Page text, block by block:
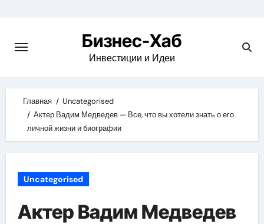
content
Бизнес-Хаб
Инвестиции и Идеи
Главная
Uncategorised
Актер Вадим Медведев — Все, что вы хотели знать о его
личной жизни и биографии
Uncategorised
Актер Вадим Медведев